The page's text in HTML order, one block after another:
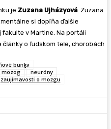
je Zuzana Ujházyová. Zuzana
si dopľňa ďalšie
v Martine. Na portáli
o ľudskom tele, chorobách
bunky
mozog
neuróny
zaujímavosti o mozgu